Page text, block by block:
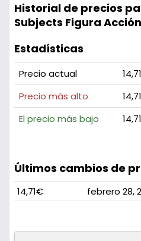
Historial de precios
Subjects Figura
Estadísticas
Precio actual
Precio más alto
El precio más bajo
Últimos cambios de
14,71€ febrero 28,